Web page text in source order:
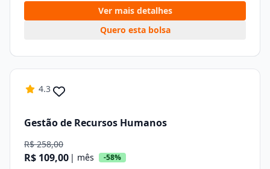
Ver mais detalhes
Quero esta bolsa
4.3
Gestão de Recursos Humanos
R$ 258,00
R$ 109,00 | mês -58%